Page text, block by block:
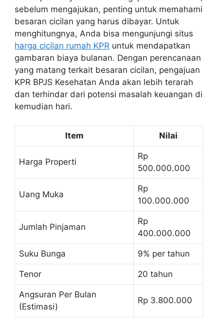
sebelum mengajukan, penting untuk memahami
besaran cicilan yang harus dibayar. Untuk
menghitungnya, Anda bisa mengunjungi situs
harga cicilan rumah KPR untuk mendapatkan
gambaran biaya bulanan. Dengan perencanaan
yang matang terkait besaran cicilan, pengajuan
KPR BPJS Kesehatan Anda akan lebih terarah
dan terhindar dari potensi masalah keuangan di
kemudian hari.
Item Nilai
Harga Properti
Rp
500.000.000
Uang Muka
Rp
100.000.000
Jumlah Pinjaman
Rp
400.000.000
Suku Bunga 9% per tahun
Tenor 20 tahun
Angsuran Per Bulan
(Estimasi)
Rp 3.800.000